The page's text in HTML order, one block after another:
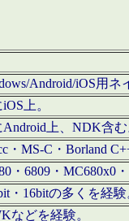
Android/iOS用
上。
Android上、NDK含
・MS-C・Borland
・6809・MC680x0
・16bitの多くを経
などを経験。